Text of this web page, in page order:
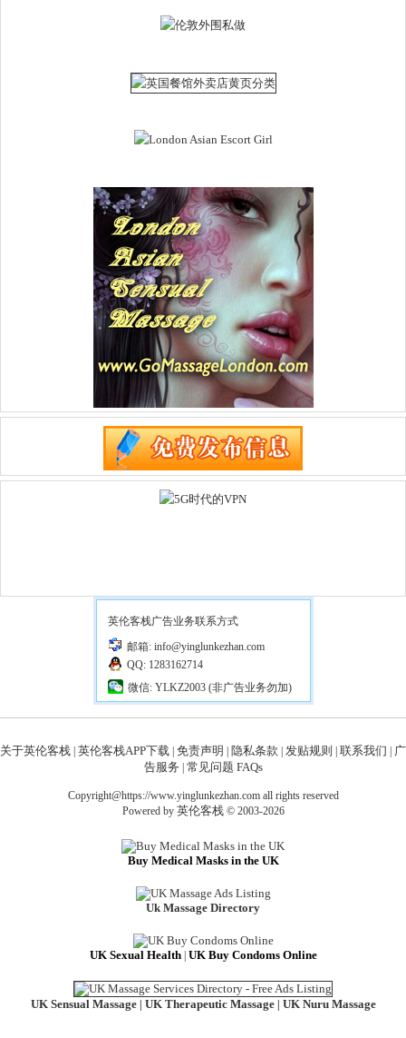
英伦客栈广告业务联系方式
邮箱: info@yinglunkezhan.com
QQ: 1283162714
微信: YLKZ2003 (非广告业务勿加)
关于英伦客栈 英伦客栈APP下载 免责声明 隐私条款 发贴规则 联系我们
广
告服务 常见问题 FAQs
Copyright@https://www.yinglunkezhan.com all rights reserved
Powered by 英伦客栈 © 2003-2026
Buy Medical Masks in the UK
Uk Massage Directory
UK Sexual Health| UK Buy Condoms Online
UK Sensual Massage| UK Therapeutic Massage| UK Nuru Massage